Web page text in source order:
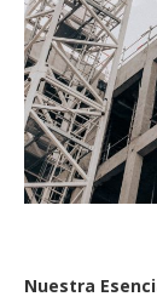
Nuestra